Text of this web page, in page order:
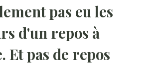
pas eu les
d'un repos à
Et pas de repos